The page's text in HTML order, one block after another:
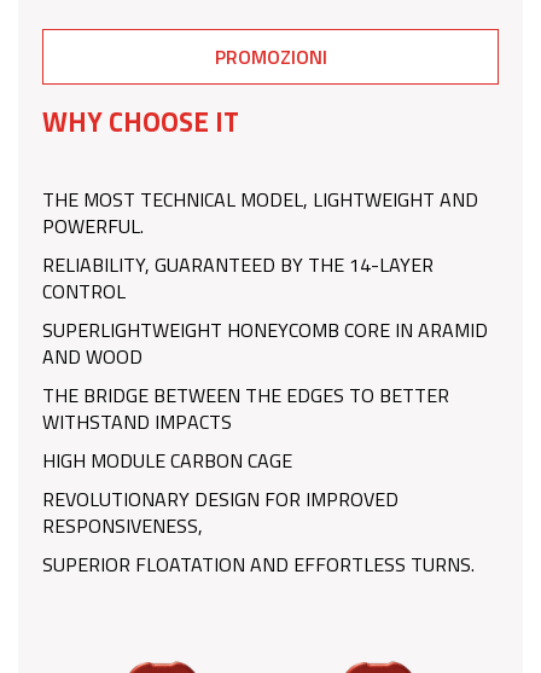
PROMOZIONI
WHY CHOOSE IT
THE MOST TECHNICAL MODEL, LIGHTWEIGHT AND
POWERFUL.
RELIABILITY, GUARANTEED BY THE 14-LAYER
CONTROL
SUPERLIGHTWEIGHT HONEYCOMB CORE IN ARAMID
AND WOOD
THE BRIDGE BETWEEN THE EDGES TO BETTER
WITHSTAND IMPACTS
HIGH MODULE CARBON CAGE
REVOLUTIONARY DESIGN FOR IMPROVED
RESPONSIVENESS,
SUPERIOR FLOATATION AND EFFORTLESS TURNS.